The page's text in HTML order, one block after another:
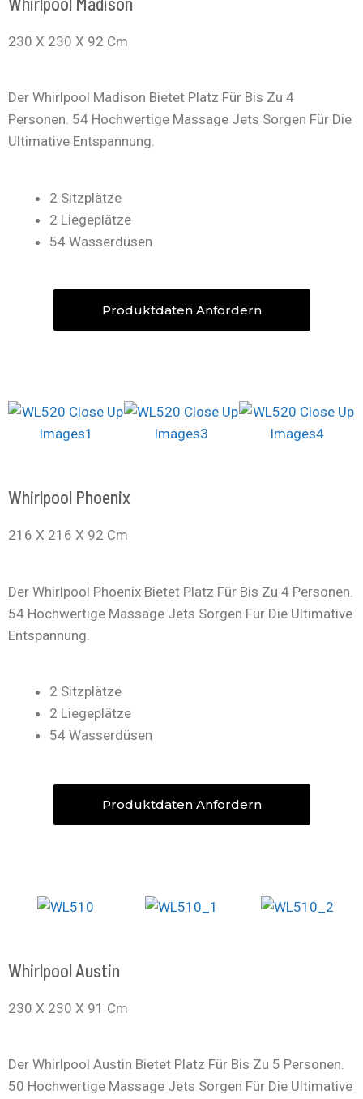
230 X 230 X 92 Cm
Der Whirlpool Madison Bietet Platz Für Bis Zu 4
Personen. 54 Hochwertige Massage Jets Sorgen Für Die
Ultimative Entspannung.
2 Sitzplätze
2 Liegeplätze
54 Wasserdüsen
Produktdaten Anfordern
Whirlpool Phoenix
216 X 216 X 92 Cm
Der Whirlpool Phoenix Bietet Platz Für Bis Zu 4 Personen.
54 Hochwertige Massage Jets Sorgen Für Die Ultimative
Entspannung.
2 Sitzplätze
2 Liegeplätze
54 Wasserdüsen
Produktdaten Anfordern
Whirlpool Austin
230 X 230 X 91 Cm
Der Whirlpool Austin Bietet Platz Für Bis Zu 5 Personen.
50 Hochwertige Massage Jets Sorgen Für Die Ultimative